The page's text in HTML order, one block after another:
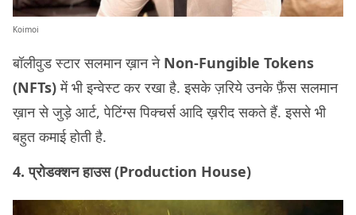
Koimoi
बॉलीवुड स्टार सलमान ख़ान ने Non-Fungible Tokens
(NFTs)में भी इन्वेस्ट कर रखा है. इसके ज़रिये उनके फ़ैंस सलमान
ख़ान से जुड़े आर्ट, पेटिंग्स पिक्चर्स आदि ख़रीद सकते हैं. इससे भी
बहुत कमाई होती है.
4. प्रोडक्शन हाउस (Production House)